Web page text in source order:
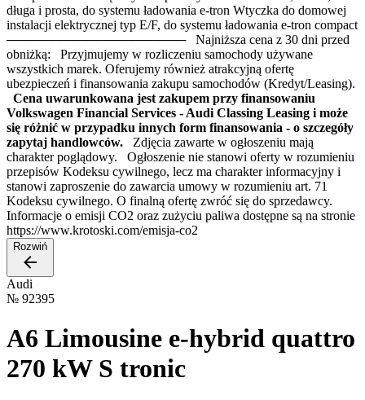
długa i prosta, do systemu ładowania e-tron Wtyczka do domowej
instalacji elektrycznej typ E/F, do systemu ładowania e-tron compact
──────────────────── Najniższa cena z 30 dni przed
obniżką: Przyjmujemy w rozliczeniu samochody używane
wszystkich marek. Oferujemy również atrakcyjną ofertę
ubezpieczeń i finansowania zakupu samochodów (Kredyt/Leasing).
Cena uwarunkowana jest zakupem przy finansowaniu
Volkswagen Financial Services - Audi Classing Leasing i może
się różnić w przypadku innych form finansowania - o szczegóły
zapytaj handlowców. Zdjęcia zawarte w ogłoszeniu mają
charakter poglądowy. Ogłoszenie nie stanowi oferty w rozumieniu
przepisów Kodeksu cywilnego, lecz ma charakter informacyjny i
stanowi zaproszenie do zawarcia umowy w rozumieniu art. 71
Kodeksu cywilnego. O finalną ofertę zwróć się do sprzedawcy.
Informacje o emisji CO2 oraz zużyciu paliwa dostępne są na stronie
https://www.krotoski.com/emisja-co2
Rozwiń
Audi
№ 92395
A6 Limousine e-hybrid quattro
270 kW S tronic